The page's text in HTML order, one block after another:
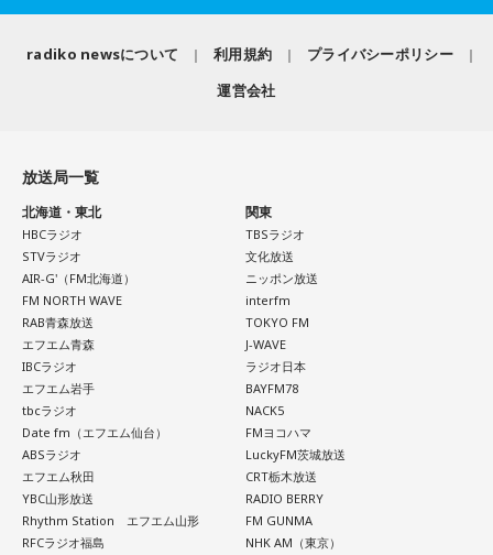
遠山：リーガルリリーは、7月11日（土）に新曲「コニファ
ー」を配信リリースしました。おめでとうございます。
ほのか・海：ありがとうございます。
潮：「コニファー」はテレビアニメ「これ描いて死ね」のエ
ンディングテーマとなっています。
遠山：テレビアニメの楽曲を手がけるのは初めてじゃないよ
ね？
れることがあります。病気だからと割り切って仕事に就いて
いるのですが、心が疲れてきています。私生活は充実してお
り、夫と新しく家を建てるためにも仕事は辞められません。
の心持ちについてアドバイスをいただけないでしょうか？
＜江原からの回答＞
――患者からの暴言や暴力に心が折れそうになりながらも、
過酷な現場で奮闘する看護師の相談に対し、江原は「意外な
ことを申し上げるようだけれど……」と前置きした上で、具体
的なアドバイスを提示しました。
江原：私はね、ちょっと意外なことを申し上げるようだけれ
ど、「体力」だと思います。やっぱり、ちゃんと食べて、よ
く寝る。で、やっぱり看護師さんって不規則でしょう？ 夜勤
radiko newsについて 利用規約
プライバシーポリシー
運営会社
放送局一覧
北海道・東北
HBCラジオ
STVラジオ
AIR-G'（FM北海道）
FM NORTH WAVE
RAB青森放送
エフエム青森
IBCラジオ
エフエム岩手
tbcラジオ
Date fm（エフエム仙台）
ABSラジオ
エフエム秋田
YBC山形放送
Rhythm Station エフエム山形
RFCラジオ福島
関東
TBSラジオ
文化放送
ニッポン放送
interfm
TOKYO FM
J-WAVE
ラジオ日本
BAYFM78
NACK5
FMヨコハマ
LuckyFM茨城放送
CRT栃木放送
RADIO BERRY
FM GUNMA
NHK AM（東京）